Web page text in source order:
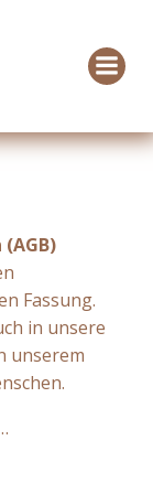
Fassung.
in unsere
unserem